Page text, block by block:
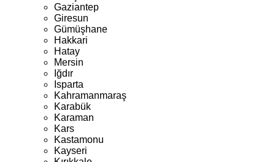
Gaziantep
Giresun
Gümüşhane
Hakkari
Hatay
Mersin
Iğdır
Isparta
Kahramanmaraş
Karabük
Karaman
Kars
Kastamonu
Kayseri